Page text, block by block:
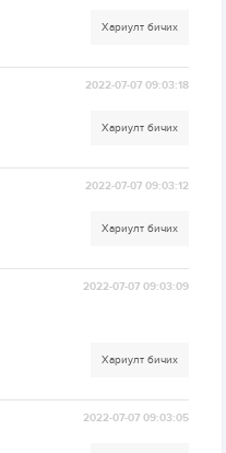
Хариулт бичих
2022-07-07 09:03:18
Хариулт бичих
2022-07-07 09:03:12
Хариулт бичих
2022-07-07 09:03:09
Хариулт бичих
2022-07-07 09:03:05